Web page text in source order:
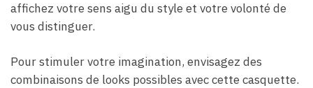
affichez votre sens aigu du style et votre volonté de
vous distinguer.
Pour stimuler votre imagination, envisagez des
combinaisons de looks possibles avec cette casquette.